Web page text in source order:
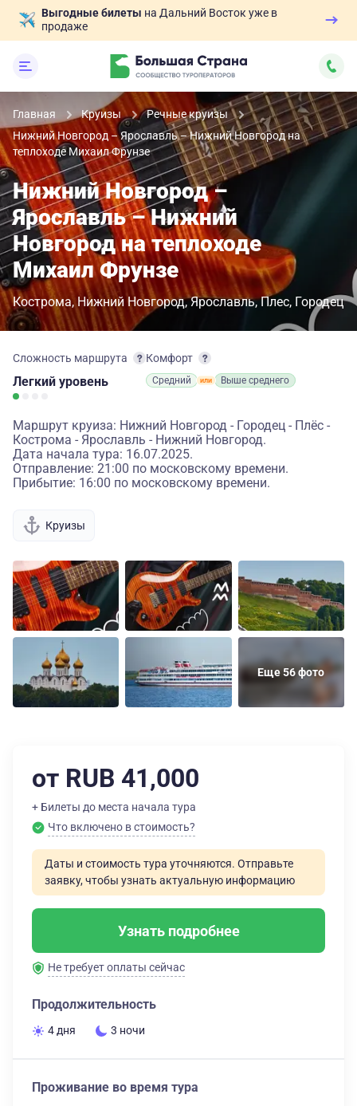
Выгодные билеты на Дальний Восток уже в
продаже
Главная Круизы
Речные круизы
Нижний Новгород – Ярославль – Нижний Новгород на
теплоходе Михаил Фрунзе
Нижний Новгород –
Ярославль – Нижний
Новгород на теплоходе
Михаил Фрунзе
Кострома Нижний Новгород Ярославль Плес Городец
Сложность маршрута
Легкий уровень
Комфорт
Средний Выше среднего
Маршрут круиза: Нижний Новгород - Городец - Плёс -
Кострома - Ярославль - Нижний Новгород.
Дата начала тура: 16.07.2025.
Отправление: 21:00 по московскому времени.
Прибытие: 16:00 по московскому времени.
Круизы
Еще 56 фото
от RUB 41,000
+ Билеты до места начала тура
Что включено в стоимость?
Даты и стоимость тура уточняются. Отправьте
заявку, чтобы узнать актуальную информацию
Узнать подробнее
Не требует оплаты сейчас
Продолжительность
4 дня 3 ночи
Проживание во время тура